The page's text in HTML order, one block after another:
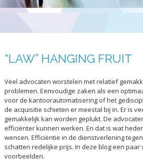
“LAW” HANGING FRUIT
Veel advocaten worstelen met relatief
problemen. Eenvoudige zaken als een
voor de kantoorautomatisering of het
de acquisitie schieten er meestal bij in. Er is
gemakkelijk kan worden geplukt. De
efficiënter kunnen werken. En dat is wat
wensen. Efficiëntie in de dienstverlening
schatten redelijke prijs. In deze blog een
voorbeelden.